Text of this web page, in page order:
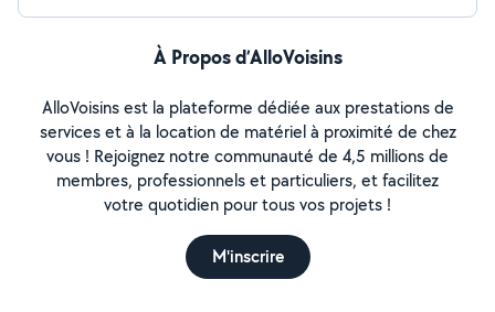
À Propos d’AlloVoisins
AlloVoisins est la plateforme dédiée aux prestations de
services et à la location de matériel à proximité de chez
vous ! Rejoignez notre communauté de 4,5 millions de
membres, professionnels et particuliers, et facilitez
votre quotidien pour tous vos projets !
M'inscrire